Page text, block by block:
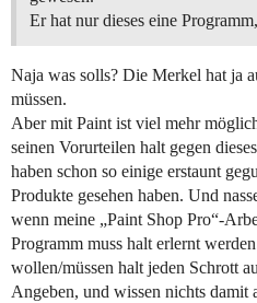
Er hat nur dieses eine
Naja was solls? Die Merkel hat ja
müssen.
Aber mit Paint ist viel mehr
seinen Vorurteilen halt gegen
haben schon so einige erstaunt
Produkte gesehen haben. Und
wenn meine „Paint Shop Pro“-
Programm muss halt erlernt
wollen/müssen halt jeden Schrott
Angeben, und wissen nichts damit